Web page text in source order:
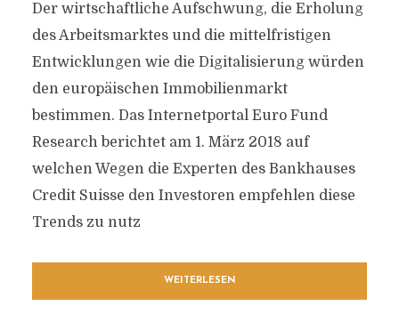
Der wirtschaftliche Aufschwung, die Erholung
des Arbeitsmarktes und die mittelfristigen
Entwicklungen wie die Digitalisierung würden
den europäischen Immobilienmarkt
bestimmen. Das Internetportal Euro Fund
Research berichtet am 1. März 2018 auf
welchen Wegen die Experten des Bankhauses
Credit Suisse den Investoren empfehlen diese
Trends zu nutz
WEITERLESEN